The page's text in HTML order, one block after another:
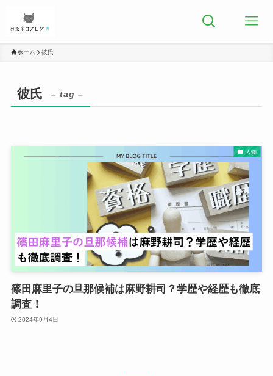
ホーム 彼氏
彼氏 – tag –
人物
篠田麻里子の旦那候補は麻野耕司？学歴や経歴も徹底
調査！
2024年9月4日